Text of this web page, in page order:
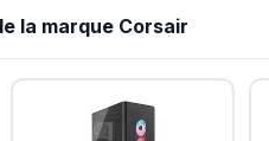
la marque Corsair